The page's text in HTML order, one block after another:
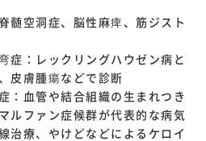
髄空洞症、脳性麻痺、筋ジスト
症：レックリングハウゼン病と
皮膚腫瘍などで診断
：血管や結合組織の生まれつき
ルファン症候群が代表的な病気
治療、やけどなどによるケロイ